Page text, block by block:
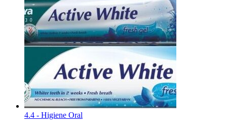
4.4 - Higiene Oral